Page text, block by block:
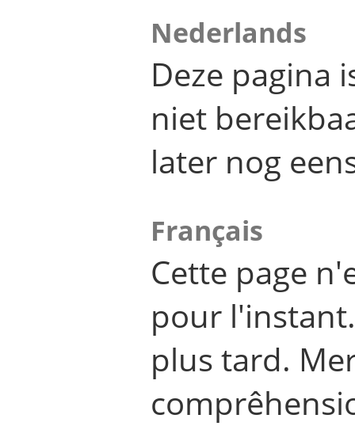
Nederlands
Deze pagina
niet
later nog
Français
Cette page
pour
plus tard.